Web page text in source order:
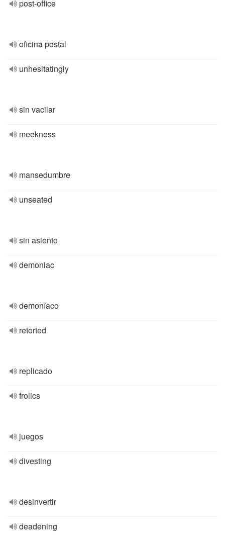
post-office
oficina postal
unhesitatingly
sin vacilar
meekness
mansedumbre
unseated
sin asiento
demoniac
demoníaco
retorted
replicado
frolics
juegos
divesting
desinvertir
deadening